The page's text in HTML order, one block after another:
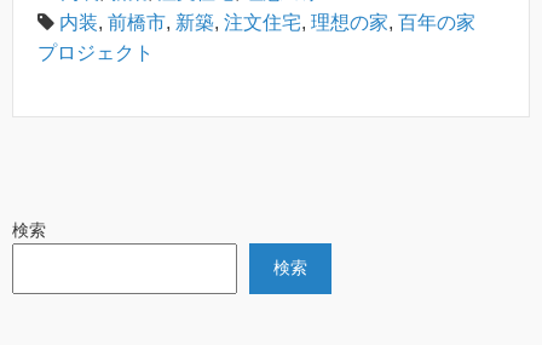
内装, 前橋市, 新築, 注文住宅, 理想の家, 百年の家
プロジェクト
検索
検索